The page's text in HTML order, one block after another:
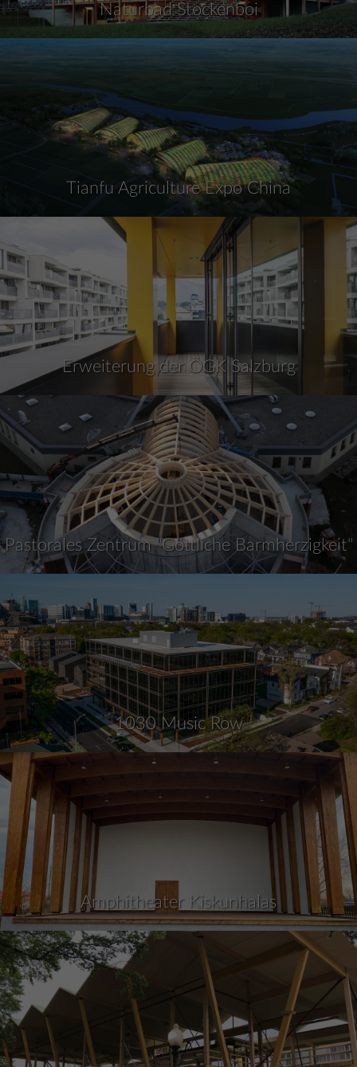
Naturbad Stockenboi
Tianfu Agriculture Expo China
Erweiterung der ÖGK Salzburg
Pastorales Zentrum "Göttliche Barmherzigkeit"
1030 Music Row
Amphitheater Kiskunhalas